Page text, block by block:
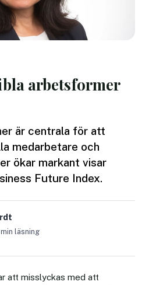
arbetsformer
är centrala för att
medarbetare och
ökar markant visar
Future Index.
läsning
att misslyckas med att